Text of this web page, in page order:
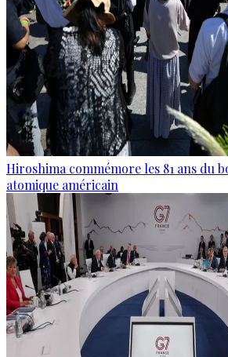
Hiroshima commémore les 81 ans du
atomique américain